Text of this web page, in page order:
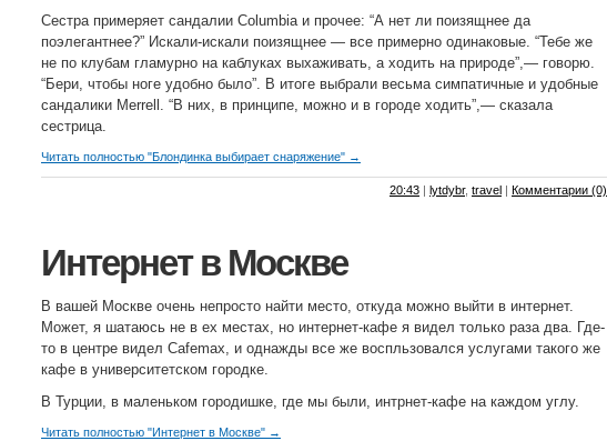
Сестра примеряет сандалии Columbia и прочее: “А нет ли поизящнее да
поэлегантнее?” Искали-искали поизящнее — все примерно одинаковые. “Тебе же
не по клубам гламурно на каблуках выхаживать, а ходить на природе”,— говорю.
“Бери, чтобы ноге удобно было”. В итоге выбрали весьма симпатичные и удобные
сандалики Merrell. “В них, в принципе, можно и в городе ходить”,— сказала
сестрица.
Читать полностью "Блондинка выбирает снаряжение" →
20:43 | lytdybr, travel | Комментарии (0)
Интернет в Москве
В вашей Москве очень непросто найти место, откуда можно выйти в интернет.
Может, я шатаюсь не в ех местах, но интернет-кафе я видел только раза два. Где-
то в центре видел Cafemax, и однажды все же воспльзовался услугами такого же
кафе в университетском городке.
В Турции, в маленьком городишке, где мы были, интрнет-кафе на каждом углу.
Читать полностью "Интернет в Москве" →